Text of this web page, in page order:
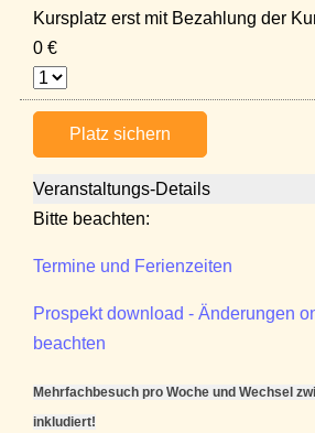
Kursplatz erst mit Bezahlung der
0 €
Platz sichern
Veranstaltungs-Details
Bitte beachten:
Termine und Ferienzeiten
Prospekt download - Änderungen
beachten
Mehrfachbesuch pro Woche und Wechsel
inkludiert!